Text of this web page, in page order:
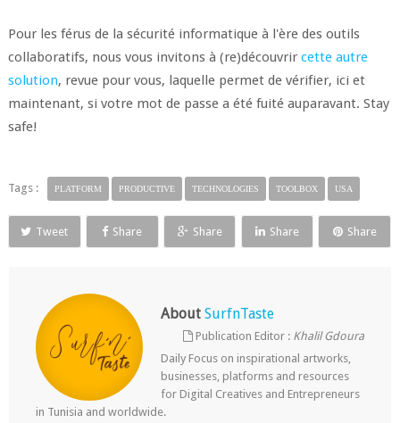
Pour les férus de la sécurité informatique à l'ère des outils
collaboratifs, nous vous invitons à (re)découvrir cette autre
solution, revue pour vous, laquelle permet de vérifier, ici et
maintenant, si votre mot de passe a été fuité auparavant. Stay
safe!
Tags : PLATFORM PRODUCTIVE TECHNOLOGIES TOOLBOX USA
Tweet Share Share Share Share
About SurfnTaste
Publication Editor : Khalil Gdoura
Daily Focus on inspirational artworks,
businesses, platforms and resources
for Digital Creatives and Entrepreneurs
in Tunisia and worldwide.